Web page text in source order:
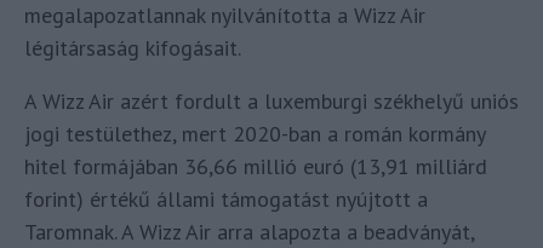
megalapozatlannak nyilvánította a Wizz Air
légitársaság kifogásait.
A Wizz Air azért fordult a luxemburgi székhelyű uniós
jogi testülethez, mert 2020-ban a román kormány
hitel formájában 36,66 millió euró (13,91 milliárd
forint) értékű állami támogatást nyújtott a
Taromnak. A Wizz Air arra alapozta a beadványát,